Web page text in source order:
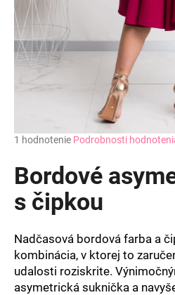
Priemerné
produktu
je
z
hviezdičiek.
1 hodnotenie Podrobnosti
Bordové
s čipkou
Nadčasová bordová farba a
kombinácia, v ktorej to
udalosti roziskrite.
asymetrická suknička a